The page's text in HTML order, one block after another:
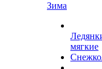
Зима
мягкие